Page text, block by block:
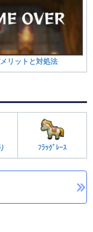
リットと対処法
ﾌﾗｯｸﾞﾚｰｽ